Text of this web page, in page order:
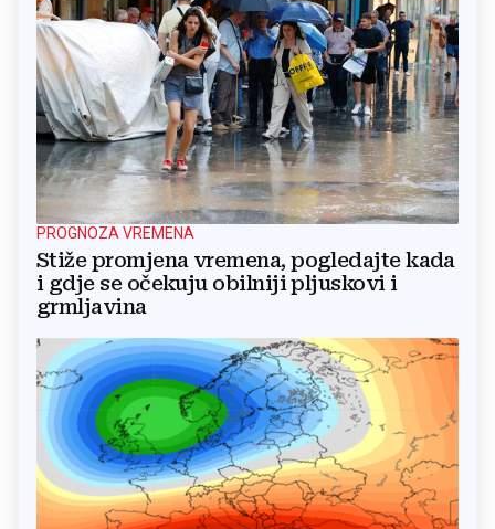
PROGNOZA VREMENA
Stiže promjena vremena, pogledajte kada
i gdje se očekuju obilniji pljuskovi i
grmljavina